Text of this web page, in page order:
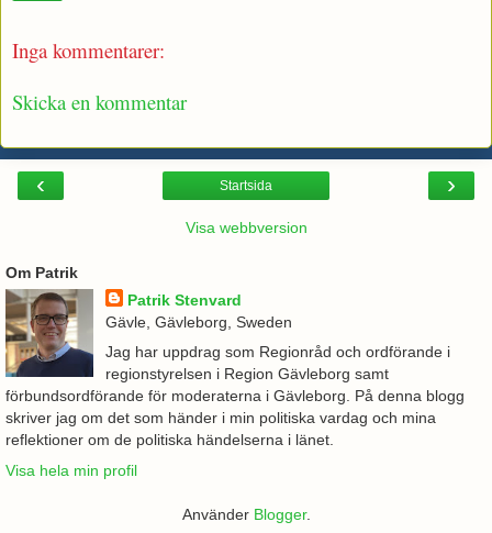
Inga kommentarer:
Skicka en kommentar
‹ ›
Startsida
Visa webbversion
Om Patrik
Patrik Stenvard
Gävle, Gävleborg, Sweden
Jag har uppdrag som Regionråd och ordförande i
regionstyrelsen i Region Gävleborg samt
förbundsordförande för moderaterna i Gävleborg. På denna blogg
skriver jag om det som händer i min politiska vardag och mina
reflektioner om de politiska händelserna i länet.
Visa hela min profil
Använder Blogger.